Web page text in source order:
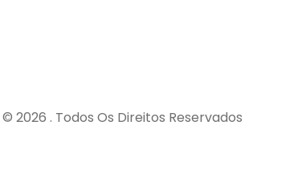
© 2026 . Todos Os Direitos Reservados